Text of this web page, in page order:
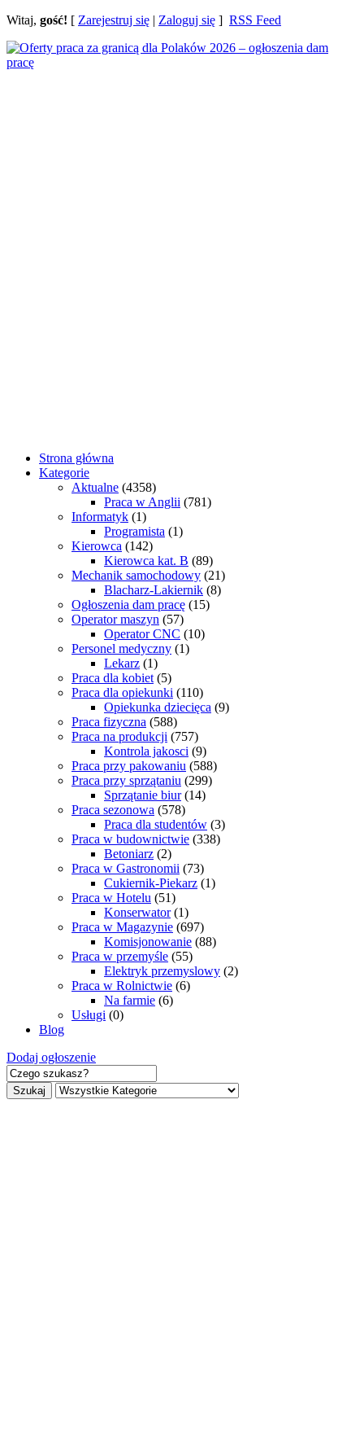
Witaj, gość! [ Zarejestruj się | Zaloguj się ] RSS Feed
Strona główna
Kategorie
Aktualne (4358)
Praca w Anglii (781)
Informatyk (1)
Programista (1)
Kierowca (142)
Kierowca kat. B (89)
Mechanik samochodowy (21)
Blacharz-Lakiernik (8)
Ogłoszenia dam pracę (15)
Operator maszyn (57)
Operator CNC (10)
Personel medyczny (1)
Lekarz (1)
Praca dla kobiet (5)
Praca dla opiekunki (110)
Opiekunka dziecięca (9)
Praca fizyczna (588)
Praca na produkcji (757)
Kontrola jakosci (9)
Praca przy pakowaniu (588)
Praca przy sprzątaniu (299)
Sprzątanie biur (14)
Praca sezonowa (578)
Praca dla studentów (3)
Praca w budownictwie (338)
Betoniarz (2)
Praca w Gastronomii (73)
Cukiernik-Piekarz (1)
Praca w Hotelu (51)
Konserwator (1)
Praca w Magazynie (697)
Komisjonowanie (88)
Praca w przemyśle (55)
Elektryk przemyslowy (2)
Praca w Rolnictwie (6)
Na farmie (6)
Usługi (0)
Blog
Dodaj ogłoszenie
Szukaj